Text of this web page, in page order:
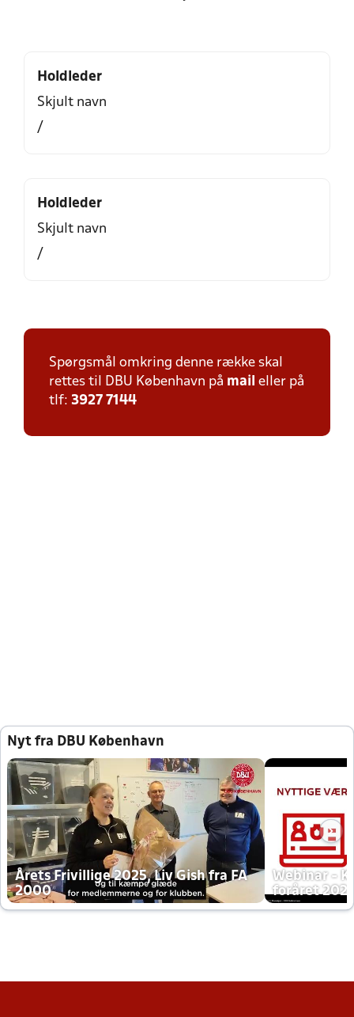
Holdleder
Skjult navn
/
Holdleder
Skjult navn
/
Spørgsmål omkring denne række skal
rettes til DBU København på mail eller på
tlf: 3927 7144
Nyt fra DBU København
Årets Frivillige 2025, Liv Gish fra FA
2000
Webinar -
foråret